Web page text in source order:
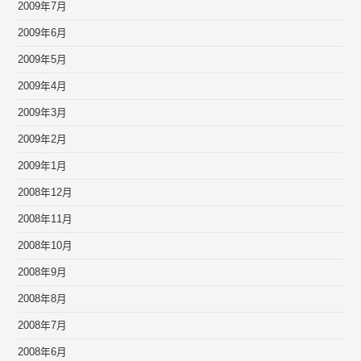
2009年7月
2009年6月
2009年5月
2009年4月
2009年3月
2009年2月
2009年1月
2008年12月
2008年11月
2008年10月
2008年9月
2008年8月
2008年7月
2008年6月